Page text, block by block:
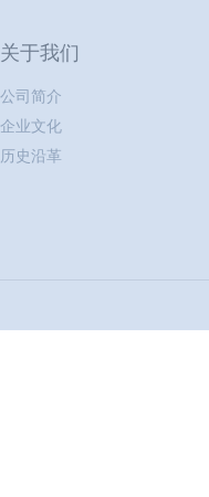
关于我们
公司简介
企业文化
历史沿革